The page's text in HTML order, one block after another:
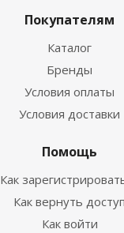
Покупателям
Каталог
Бренды
Условия оплаты
Условия доставки
Помощь
Как
Как вернуть доступ
Как войти